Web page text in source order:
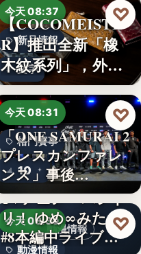
3,000円
今天 08:37
新品情報
文字
【COCOMEISTE
R】推出全新「橡
木紋系列」，外層
採…
♡
今天 08:31
格鬥賽事
10
「ONE SAMURAI 2
プレスカンファレ
ンス」事後…
♡
動漫情報
今天 08:30
動漫情報
TVアニメ「バンド
リ！ ゆめ∞みた」
#8本編中ライブ映
♡